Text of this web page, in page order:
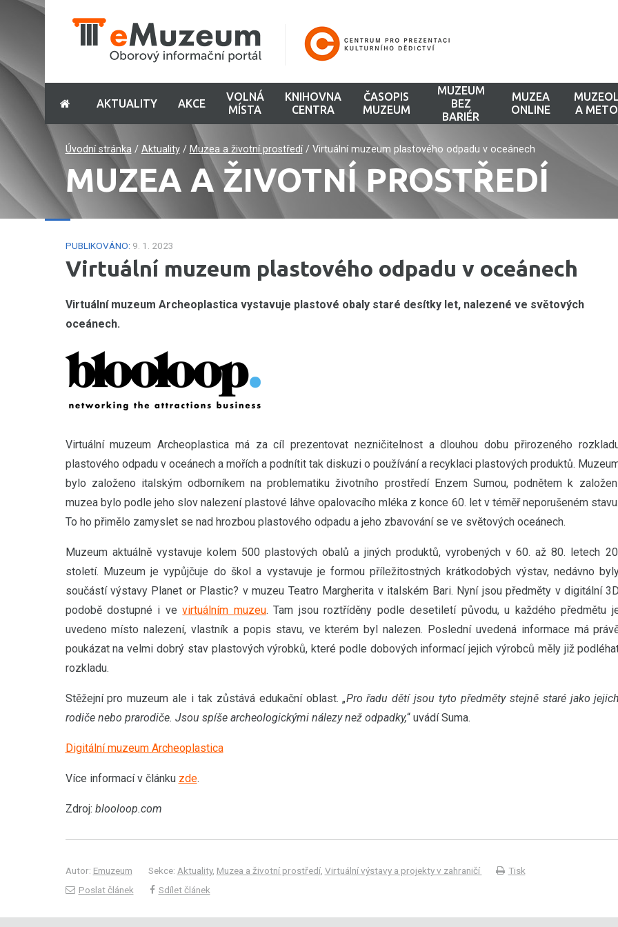
AKTUALITY AKCE
VOLNÁ
MÍSTA
KNIHOVNA
CENTRA
ČASOPIS
MUZEUM
MUZEUM
BEZ
BARIÉR
MUZEA
ONLINE
A
Úvodní stránka/ Aktuality/ Muzea a životní prostředí/ Virtuální muzeum plastového odpadu v oceánech
MUZEA A ŽIVOTNÍ PROSTŘEDÍ
PUBLIKOVÁNO: 9. 1. 2023
Virtuální muzeum plastového odpadu v oceánech
Virtuální muzeum Archeoplastica vystavuje plastové obaly staré desítky let, nalezené ve světových
oceánech.
Virtuální muzeum Archeoplastica má za cíl prezentovat nezničitelnost a dlouhou dobu přirozeného
plastového odpadu v oceánech a mořích a podnítit tak diskuzi o používání a recyklaci plastových produktů.
bylo založeno italským odborníkem na problematiku životního prostředí Enzem Sumou, podnětem k
muzea bylo podle jeho slov nalezení plastové láhve opalovacího mléka z konce 60. let v téměř neporušeném stavu.
To ho přimělo zamyslet se nad hrozbou plastového odpadu a jeho zbavování se ve světových oceánech.
Muzeum aktuálně vystavuje kolem 500 plastových obalů a jiných produktů, vyrobených v 60. až 80. letech
století. Muzeum je vypůjčuje do škol a vystavuje je formou příležitostných krátkodobých výstav, nedávno
součástí výstavy Planet or Plastic? v muzeu Teatro Margherita v italském Bari. Nyní jsou předměty v digitální 3D
podobě dostupné i vevirtuálním muzeu. Tam jsou roztříděny podle desetiletí původu, u každého předmětu
uvedeno místo nalezení, vlastník a popis stavu, ve kterém byl nalezen. Poslední uvedená informace má
poukázat na velmi dobrý stav plastových výrobků, které podle dobových informací jejich výrobců měly již
rozkladu.
Stěžejní pro muzeum ale i tak zůstává edukační oblast. „Pro řadu dětí jsou tyto předměty stejně staré jako jejich
rodiče nebo prarodiče. Jsou spíše archeologickými nálezy než odpadky,“ uvádí Suma.
Digitální muzeum Archeoplastica
Více informací v článku zde.
Zdroj: blooloop.com
Autor: Emuzeum Sekce: Aktuality, Muzea a životní prostředí, Virtuální výstavy a projekty v zahraničí
Tisk
Poslat článek
Sdílet článek